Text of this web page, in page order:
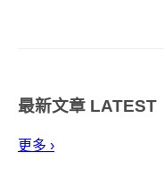
最新文章 LATEST
更多 ›